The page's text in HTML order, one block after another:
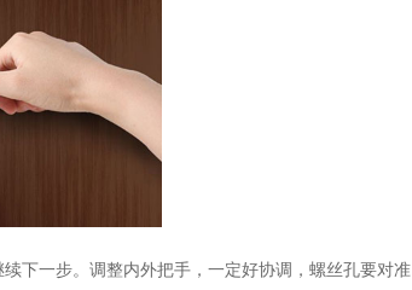
下一步。调整内外把手，一定好协调，螺丝孔要对准